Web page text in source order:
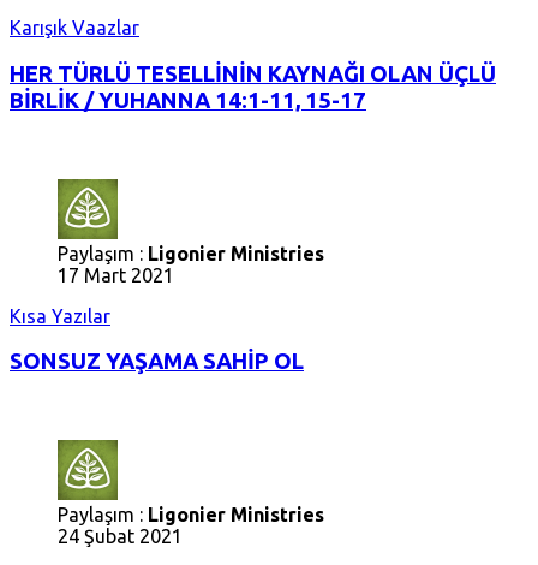
Karışık Vaazlar
HER TÜRLÜ TESELLİNİN KAYNAĞI OLAN ÜÇLÜ
BİRLİK / YUHANNA 14:1-11, 15-17
Paylaşım : Ligonier Ministries
17 Mart 2021
Kısa Yazılar
SONSUZ YAŞAMA SAHİP OL
Paylaşım : Ligonier Ministries
24 Şubat 2021